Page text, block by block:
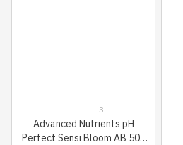
3
Advanced Nutrients pH
Perfect Sensi Bloom AB 500